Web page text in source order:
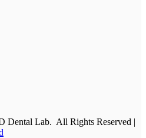
Dental Lab. All Rights Reserved |